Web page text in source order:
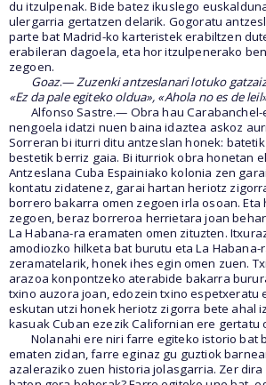
du itzulpenak. Bide batez ikuslego
ulergarria gertatzen delarik. Gogoratu
parte bat Madrid-ko karteristek erabiltzen
erabileran dagoela, eta hor itzulpenerako
zegoen.
Goaz.—Zuzenki antzeslanari lotuko
«Ez da pale egiteko oldua», «Ahola no es de
Alfonso Sastre.— Obra hau
nengoela idatzi nuen baina idaztea askoz
Sorreran bi iturri ditu antzeslan honek:
bestetik berriz gaia. Bi iturriok obra honetan
Antzeslana Cuba Espainiako kolonia zen
kontatu zidatenez, garai hartan heriotz
borrero bakarra omen zegoen irla osoan. Eta
zegoen, beraz borreroa herrietara joan
La Habana-ra eramaten omen zituzten.
amodiozko hilketa bat burutu eta La Habana-
zeramatelarik, honek ihes egin omen zuen.
arazoa konpontzeko aterabide bakarra
txino auzora joan, edozein txino espetxeratu
eskutan utzi honek heriotz zigorra bete ahal
kasuak Cuban ezezik Californian ere gertatu
Nolanahi ere niri farre egiteko istorio bat
ematen zidan, farre eginaz gu guztiok
azaleraziko zuen historia jolasgarria. Zer